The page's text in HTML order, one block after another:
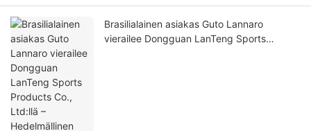
Brasilialainen asiakas Guto Lannaro
vierailee Dongguan LanTeng Sports